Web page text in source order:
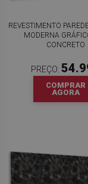
REVESTIMENTO
MODERNA
CONCRETO
PREÇO:
COMPRAR
AGORA